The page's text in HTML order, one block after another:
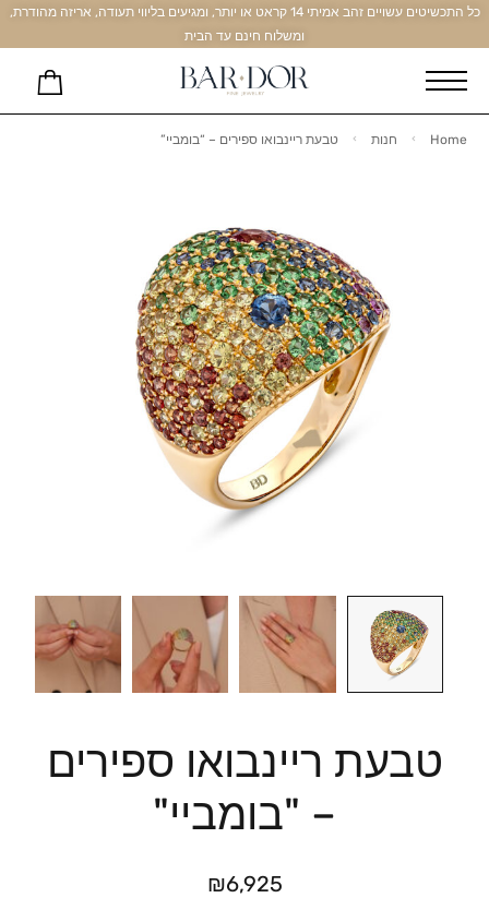
כל התכשיטים עשויים זהב אמיתי 14 קראט או יותר, ומגיעים בליווי תעודה, אריזה מהודרת,
ומשלוח חינם עד הבית
Home חנות טבעת ריינבואו ספירים – “בומביי”
טבעת ריינבואו ספירים
– "בומביי"
₪6,925